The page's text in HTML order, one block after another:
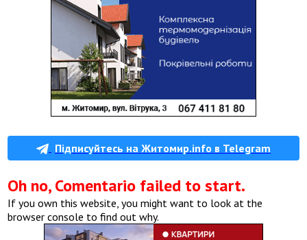
Підписуйтесь на Житомир.info в Telegram
Oh no, Comentario failed to start.
If you own this website, you might want to look at the
browser console to find out why.